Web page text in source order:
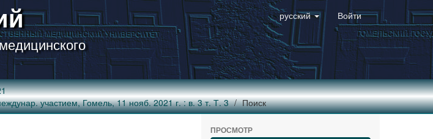
русский Войти
участием, Гомель, 11 нояб. 2021 г. : в. 3 т. Т. 3
Поиск
ПРОСМОТР